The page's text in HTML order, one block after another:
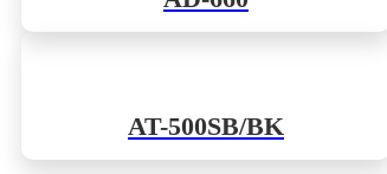
AT-500SB/BK